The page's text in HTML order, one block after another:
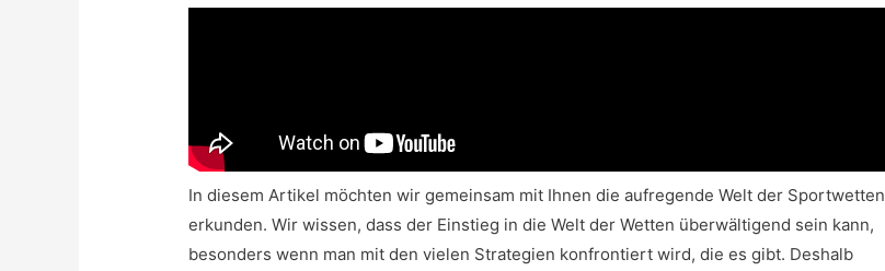
In diesem Artikel möchten wir gemeinsam mit Ihnen die aufregende Welt der Sportwetten
erkunden. Wir wissen, dass der Einstieg in die Welt der Wetten überwältigend sein kann,
besonders wenn man mit den vielen Strategien konfrontiert wird, die es gibt. Deshalb